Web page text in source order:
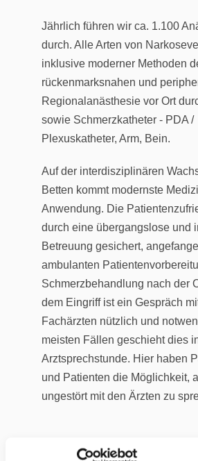
Jährlich führen wir ca. 1.100
durch. Alle Arten von
inklusive moderner Methoden
rückenmarksnahen und
Regionalanästhesie vor Ort
sowie Schmerzkatheter - PDA /
Plexuskatheter, Arm, Bein.
Auf der interdisziplinären
Betten kommt modernste
Anwendung. Die
durch eine übergangslose und
Betreuung gesichert,
ambulanten
Schmerzbehandlung nach der
dem Eingriff ist ein Gespräch
Fachärzten nützlich und
meisten Fällen geschieht dies
Arztsprechstunde. Hier haben
und Patienten die Möglichkeit,
ungestört mit den Ärzten zu